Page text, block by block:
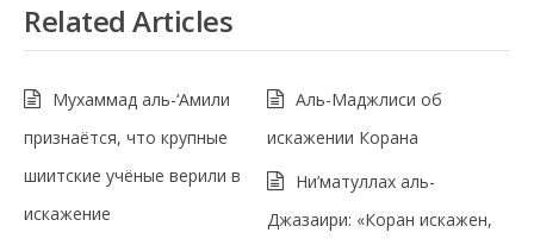
Related Articles
Мухаммад аль-‘Амили
признаётся, что крупные
шиитские учёные верили в
искажение
Аль-Маджлиси об
искажении Корана
Ни’матуллах аль-
Джазаири: «Коран искажен,